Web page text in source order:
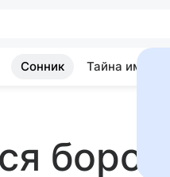
Сонник Тайна имени
борода